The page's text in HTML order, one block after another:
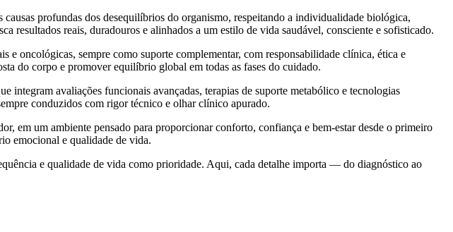
profundas dos desequilíbrios do organismo, respeitando a individualidade biológica,
resultados reais, duradouros e alinhados a um estilo de vida saudável, consciente e sofisticado.
e oncológicas, sempre como suporte complementar, com responsabilidade clínica, ética e
do corpo e promover equilíbrio global em todas as fases do cuidado.
integram avaliações funcionais avançadas, terapias de suporte metabólico e tecnologias
conduzidos com rigor técnico e olhar clínico apurado.
em um ambiente pensado para proporcionar conforto, confiança e bem-estar desde o primeiro
emocional e qualidade de vida.
e qualidade de vida como prioridade. Aqui, cada detalhe importa — do diagnóstico ao